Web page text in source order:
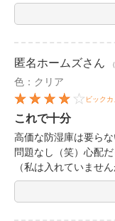
匿名ホームズさん
色：クリア
ビック
これで十分
高価な防湿庫は要ら
問題なし（笑）心配
（私は入れていません